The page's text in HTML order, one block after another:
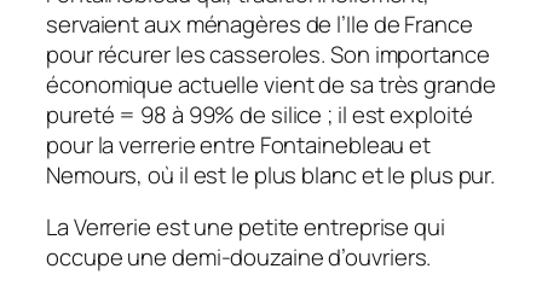
servaient aux ménagères de l’Ile de France
pour récurer les casseroles. Son importance
économique actuelle vient de sa très grande
pureté = 98 à 99% de silice ; il est exploité
pour la verrerie entre Fontainebleau et
Nemours, où il est le plus blanc et le plus pur.
La Verrerie est une petite entreprise qui
occupe une demi-douzaine d’ouvriers.